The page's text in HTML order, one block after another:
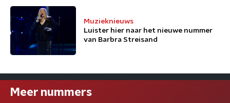
Muzieknieuws
Luister hier naar het nieuwe nummer
van Barbra Streisand
Meer nummers